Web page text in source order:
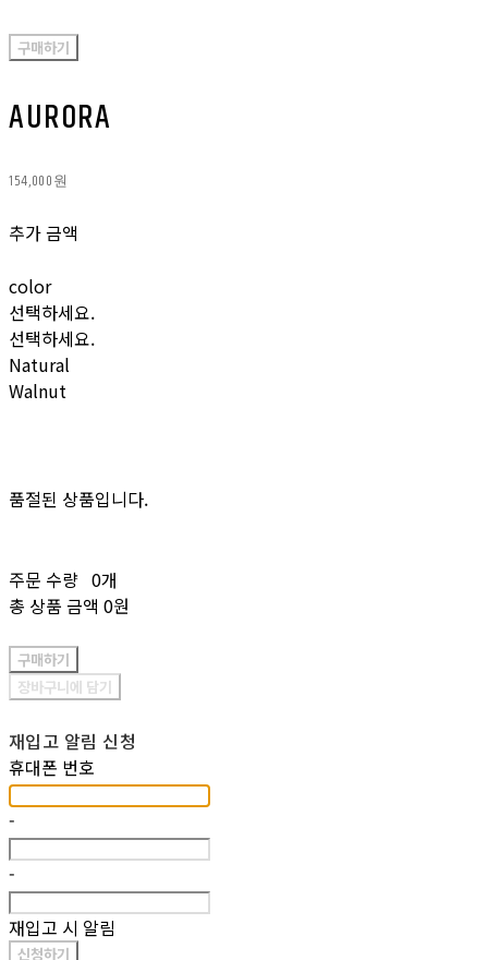
구매하기
AURORA
154,000원
추가 금액
color
선택하세요.
선택하세요.
Natural
Walnut
품절된 상품입니다.
주문 수량 0개
총 상품 금액 0원
구매하기
장바구니에 담기
재입고 알림 신청
휴대폰 번호
-
-
재입고 시 알림
신청하기